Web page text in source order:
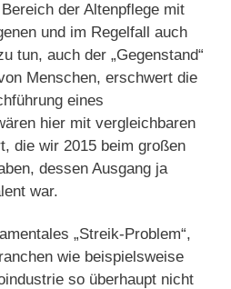
der Altenpflege mit
und im Regelfall auch
tun, auch der „Gegenstand“
Menschen, erschwert die
eines
hier mit vergleichbaren
die wir 2015 beim großen
dessen Ausgang ja
war.
„Streik-Problem“,
wie beispielsweise
so überhaupt nicht